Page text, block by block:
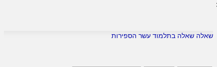
שאלה שאלה בתלמוד עשר הספירות